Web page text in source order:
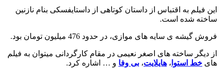
این فیلم به اقتباس از داستان کوتاهی از داستایفسکی بنام نازنین
ساخته شده است.
فروش گیشه ی سایه های موازی، در حدود 476 میلیون تومان بود.
از دیگر ساخته های اصغر نعیمی در مقام کارگردانی میتوان به فیلم
های خط استوا ، هایلایت، بی وفا و … اشاره کرد.